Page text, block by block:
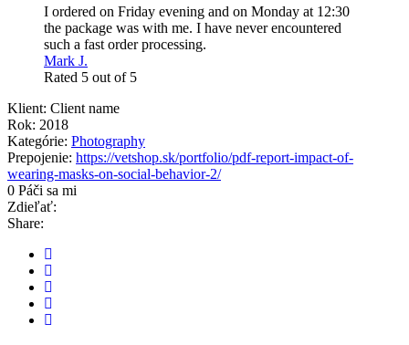
I ordered on Friday evening and on Monday at 12:30
the package was with me. I have never encountered
such a fast order processing.
Mark J.
Rated 5 out of 5
Klient: Client name
Rok: 2018
Kategórie: Photography
Prepojenie: https://vetshop.sk/portfolio/pdf-report-impact-of-
wearing-masks-on-social-behavior-2/
0 Páči sa mi
Zdieľať:
Share: